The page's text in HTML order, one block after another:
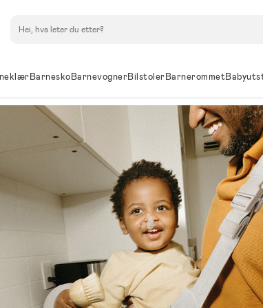
BarneskoBarnevognerBilstolerBarnerommet